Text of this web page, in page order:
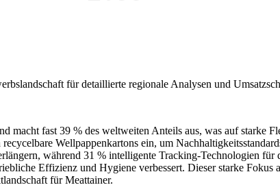
für detaillierte regionale Analysen und
fast 39 % des weltweiten Anteils aus, was auf starke
Wellpappenkartons ein, um
während 31 % intelligente Tracking-Technologien
Effizienz und Hygiene verbessert. Dieser starke
für Meattainer.